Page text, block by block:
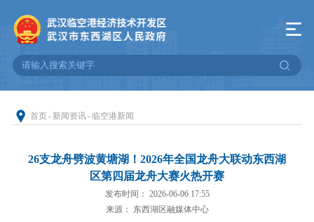
首页- 新闻资讯-临空港新闻
26支龙舟劈波黄塘湖！2026年全国龙舟大联动东西湖
区第四届龙舟大赛火热开赛
发布时间： 2026-06-06 17:55
来源： 东西湖区融媒体中心